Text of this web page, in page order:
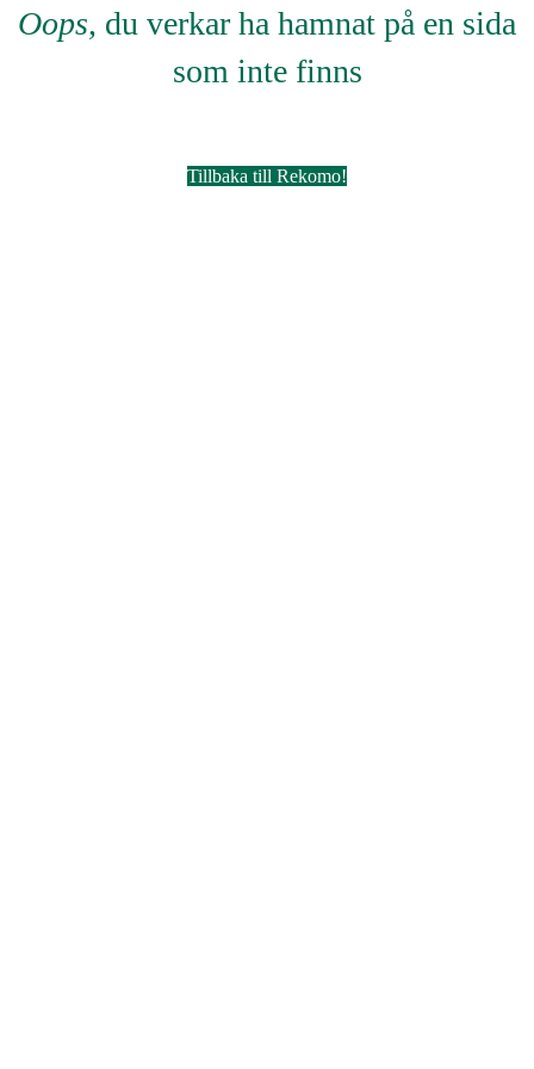
Oops, du verkar ha hamnat på en sida
som inte finns
Tillbaka till Rekomo!